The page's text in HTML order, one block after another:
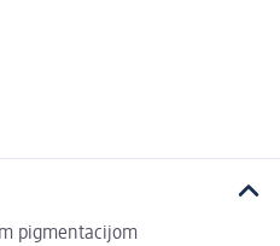
pigmentacijom